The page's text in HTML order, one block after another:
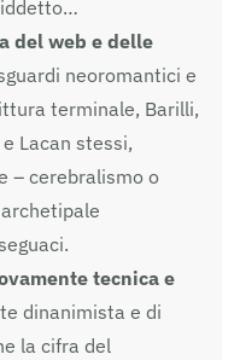
del web e delle
neoromantici e
terminale, Barilli,
Lacan stessi,
– cerebralismo o
tecnica e
dinanimista e di
la cifra del